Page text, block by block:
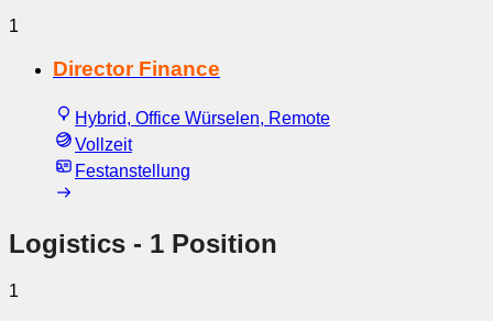
1
Director Finance
Hybrid, Office Würselen, Remote
Vollzeit
Festanstellung
Logistics - 1 Position
1